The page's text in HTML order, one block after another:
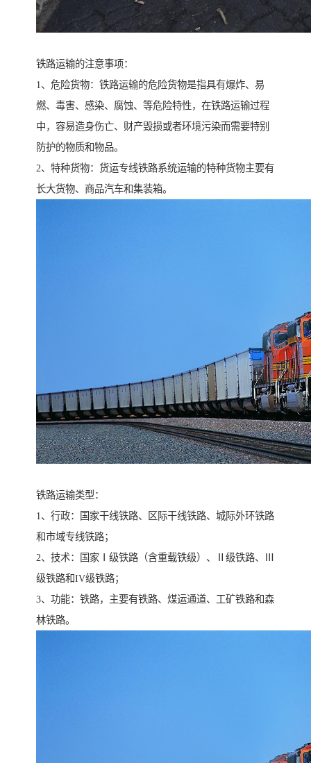
铁路运输的注意事项：
1、危险货物：铁路运输的危险货物是指具有爆炸、易
燃、毒害、感染、腐蚀、等危险特性，在铁路运输过程
中，容易造身伤亡、财产毁损或者环境污染而需要特别
防护的物质和物品。
2、特种货物：货运专线铁路系统运输的特种货物主要有
长大货物、商品汽车和集装箱。
铁路运输类型：
1、行政：国家干线铁路、区际干线铁路、城际外环铁路
和市域专线铁路；
2、技术：国家Ⅰ级铁路（含重载铁级）、Ⅱ级铁路、Ⅲ
级铁路和IV级铁路；
3、功能：铁路，主要有铁路、煤运通道、工矿铁路和森
林铁路。